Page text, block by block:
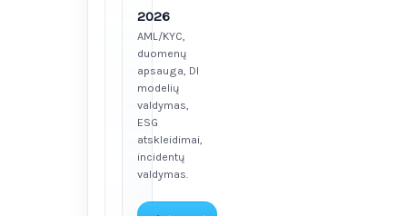
2026
AML/KYC,
duomenų
apsauga, DI
modelių
valdymas,
ESG
atskleidimai,
incidentų
valdymas.